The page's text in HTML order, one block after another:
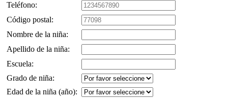
Teléfono:
Código postal:
Nombre de la niña:
Apellido de la niña:
Escuela:
Grado de niña:
Edad de la niña (año):